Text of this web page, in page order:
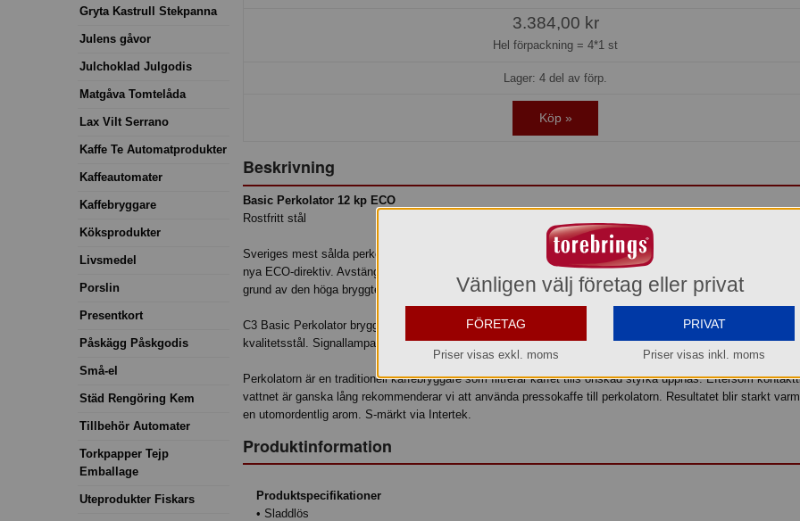
Gryta Kastrull Stekpanna
Julens gåvor
Julchoklad Julgodis
Matgåva Tomtelåda
Lax Vilt Serrano
Kaffe Te Automatprodukter
Kaffeautomater
Kaffebryggare
Köksprodukter
Livsmedel
Porslin
Presentkort
Påskägg Påskgodis
Små-el
Städ Rengöring Kem
Tillbehör Automater
Torkpapper Tejp
Emballage
Uteprodukter Fiskars
3.384,00 kr
Hel förpackning = 4*1 st
Lager: 4 del av förp.
Köp »
Beskrivning
Basic Perkolator 12 kp ECO
Rostfritt stål
Sveriges mest sålda perkolator för starkt varmt kaffe finns nu med automatisk avstängning. Den är
nya ECO-direktiv. Avstängning sker när bryggningen är klar. Kaffet håller dricktemperatur relativt lång tid
grund av den höga bryggtemparaturen.
C3 Basic Perkolator brygger starkt, varmt kaffe med en fin arom. Perkolatorn är tillverkad av blankpolerat
kvalitetsstål. Signallampan tänds när kaffet är klart. Perkolatorn har en Skandinavisk design med ett
Perkolatorn är en traditionell kaffebryggare som filtrerar kaffet tills önskad styrka uppnås. Eftersom
vattnet är ganska lång rekommenderar vi att använda pressokaffe till perkolatorn. Resultatet blir starkt
en utomordentlig arom. S-märkt via Intertek.
Produktinformation
Produktspecifikationer
• Sladdlös
Vänligen välj företag eller privat
FÖRETAG
Priser visas exkl. moms
PRIVAT
Priser visas inkl. moms